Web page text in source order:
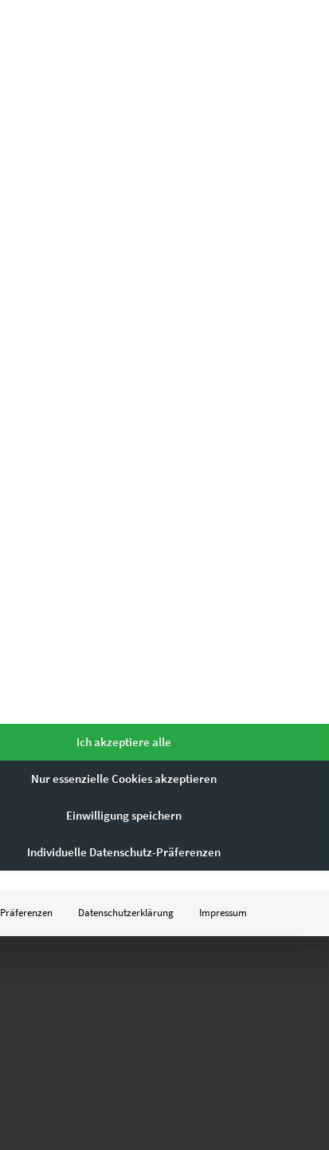
€24,90–€919,00
Enthält 19% Mwst.
Lieferzeit: ca. 10 Werktage
Ich akzeptiere alle
Nur essenzielle Cookies akzeptieren
Einwilligung speichern
Individuelle Datenschutz-Präferenzen
Präferenzen Datenschutzerklärung Impressum